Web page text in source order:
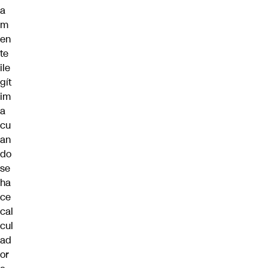
a
m
en
te
ile
gít
im
a
cu
an
do
se
ha
ce
cal
cul
ad
or